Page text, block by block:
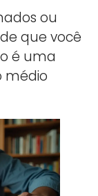
ou
que você
é uma
médio